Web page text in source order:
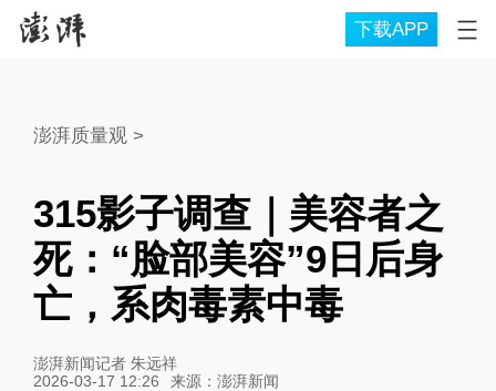
下载APP
澎湃质量观>
315影子调查｜美容者之
死：“脸部美容”9日后身
亡，系肉毒素中毒
澎湃新闻记者 朱远祥
2026-03-17 12:26
来源： 澎湃新闻